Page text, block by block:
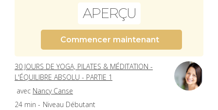
APERÇU
Commencer maintenant
30 JOURS DE YOGA, PILATES & MÉDITATION -
L'ÉQUILIBRE ABSOLU - PARTIE 1
avec Nancy Canse
24 min - Niveau Débutant